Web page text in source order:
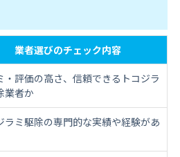
業者選びのチェック内容
・評価の高さ、信頼できるトコジラ
業者か
ラミ駆除の専門的な実績や経験があ